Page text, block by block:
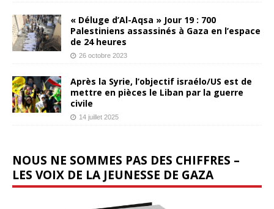
« Déluge d’Al-Aqsa » Jour 19 : 700
Palestiniens assassinés à Gaza en l’espace
de 24 heures
26 octobre 2023
Après la Syrie, l’objectif israélo/US est de
mettre en pièces le Liban par la guerre
civile
14 juillet 2025
NOUS NE SOMMES PAS DES CHIFFRES –
LES VOIX DE LA JEUNESSE DE GAZA